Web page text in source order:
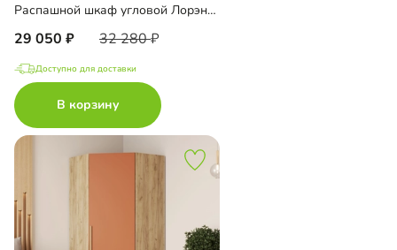
Распашной шкаф угловой Лорэна-900 Премиум Эко
29 050 32 280
Доступно для доставки
В корзину